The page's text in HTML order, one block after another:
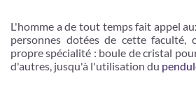
Je m'inscris
L'homme a de tout temps fait appel
personnes dotées de cette faculté,
propre spécialité : boule de cristal
d'autres, jusqu'à l'utilisation du